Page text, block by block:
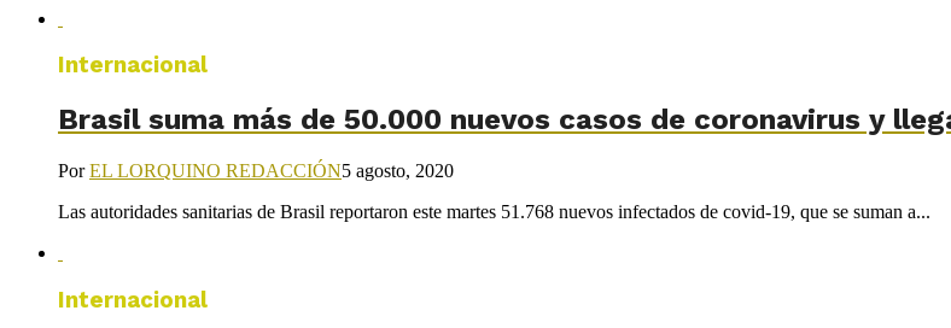
Internacional
Brasil suma más de 50.000 nuevos casos de coronavirus y
PorEL LORQUINO REDACCIÓN5 agosto, 2020
Las autoridades sanitarias de Brasil reportaron este martes 51.768 nuevos infectados de covid-19, que se suman a...
Internacional